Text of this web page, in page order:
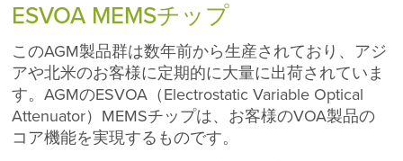
ESVOA MEMSチップ
このAGM製品群は数年前から生産されており、アジ
アや北米のお客様に定期的に大量に出荷されていま
す。AGMのESVOA（Electrostatic Variable Optical
Attenuator）MEMSチップは、お客様のVOA製品の
コア機能を実現するものです。